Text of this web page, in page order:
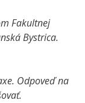
Fakultnej
Bystrica.
Odpoveď na